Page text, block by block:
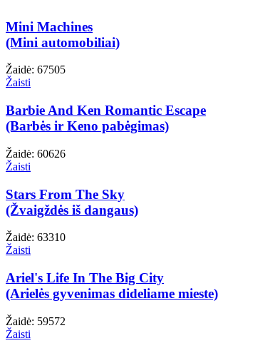
Mini Machines
(Mini automobiliai)
Žaidė: 67505
Žaisti
Barbie And Ken Romantic Escape
(Barbės ir Keno pabėgimas)
Žaidė: 60626
Žaisti
Stars From The Sky
(Žvaigždės iš dangaus)
Žaidė: 63310
Žaisti
Ariel's Life In The Big City
(Arielės gyvenimas dideliame mieste)
Žaidė: 59572
Žaisti